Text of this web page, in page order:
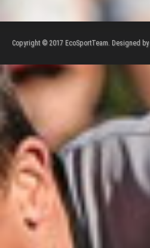
Copyright © 2017 EcoSportTeam. Designed by